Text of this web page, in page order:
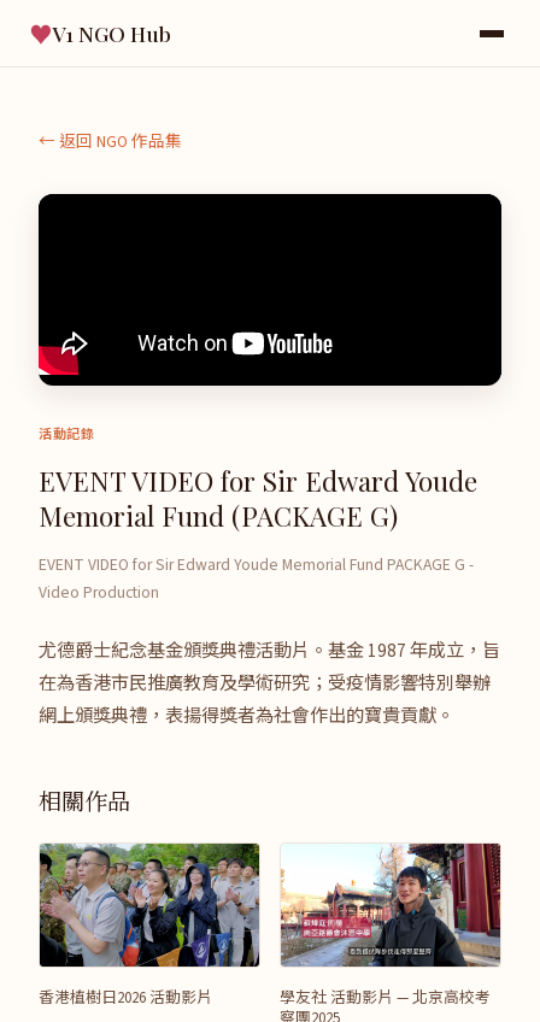
♥V1 NGO Hub
← 返回 NGO 作品集
活動記錄
EVENT VIDEO for Sir Edward Youde
Memorial Fund (PACKAGE G)
EVENT VIDEO for Sir Edward Youde Memorial Fund PACKAGE G -
Video Production
尤德爵士紀念基金頒獎典禮活動片。基金 1987 年成立，旨
在為香港市民推廣教育及學術研究；受疫情影響特別舉辦
網上頒獎典禮，表揚得獎者為社會作出的寶貴貢獻。
相關作品
香港植樹日2026 活動影片
學友社 活動影片 — 北京高校考